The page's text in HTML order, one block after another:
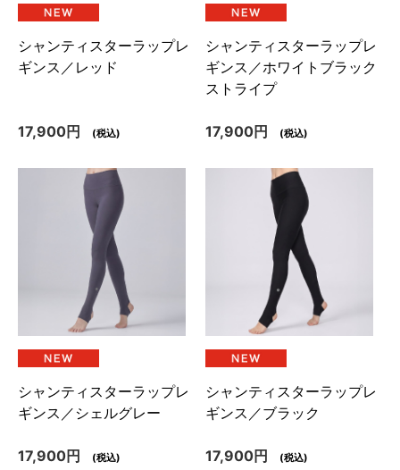
シャンティスターラップレ
ギンス／レッド
17,900円 (税込)
シャンティスターラップレ
ギンス／ホワイトブラック
ストライプ
17,900円 (税込)
シャンティスターラップレ
ギンス／シェルグレー
17,900円 (税込)
シャンティスターラップレ
ギンス／ブラック
17,900円 (税込)